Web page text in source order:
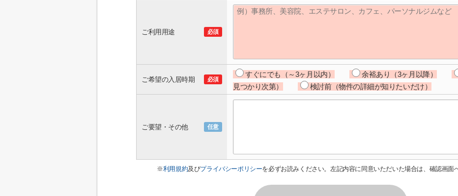
ご利用用途 必須
ご希望の入居時期 必須
すぐにでも（～3ヶ月以内） 余裕あり（3ヶ月以降）
見つかり次第）
検討前（物件の詳細が知りたいだけ）
ご要望・その他 任意
※利用規約及びプライバシーポリシーを必ずお読みください。左記内容に同意いただいた場合は、確認画面